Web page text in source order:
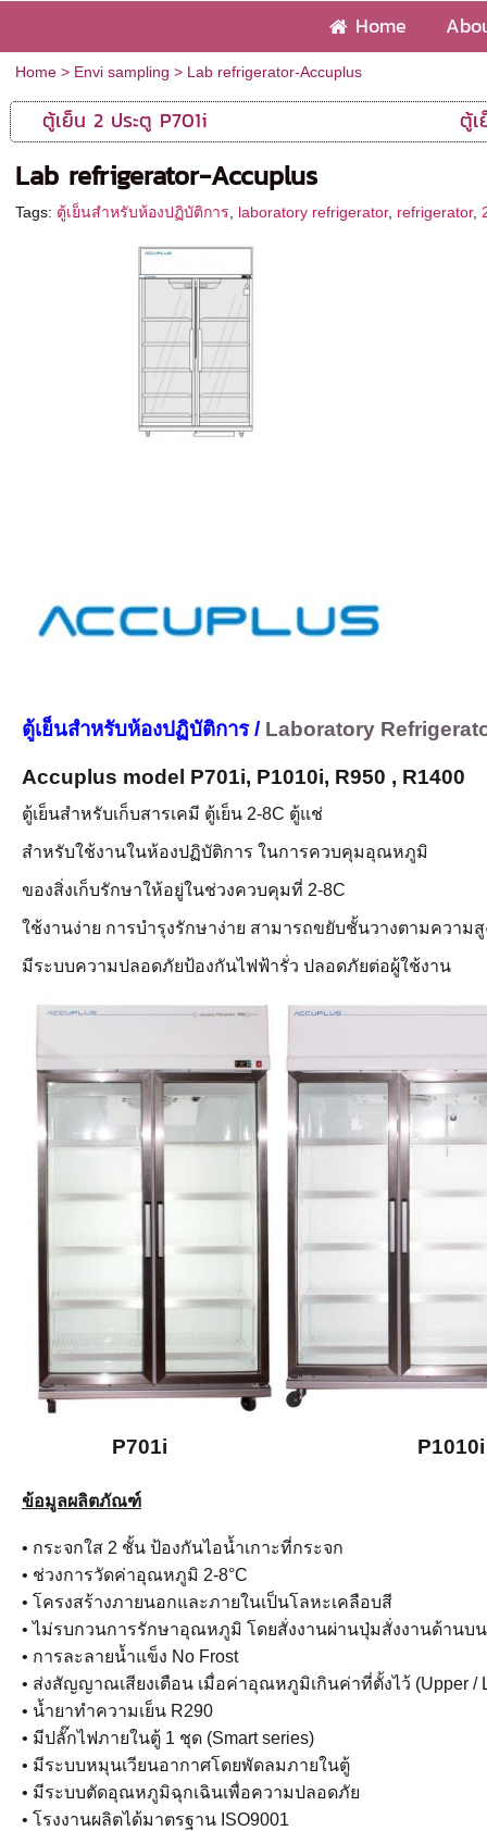
Home
Home> Envi sampling > Lab refrigerator-Accuplus
ตู้เย็น 2 ประตู P701i ตู้เ
Lab refrigerator-Accuplus
Tags: ตู้เย็นสำหรับห้องปฏิบัติการ laboratory refrigerator, refrigerator,
ตู้เย็นสำหรับห้องปฏิบัติการ / Laboratory
Accuplus model P701i, P1010i, R950 , R1400
ตู้เย็นสำหรับเก็บสารเคมี ตู้เย็น 2-8C ตู้แช่
สำหรับใช้งานในห้องปฏิบัติการ ในการควบคุมอุณหภูมิ
ของสิ่งเก็บรักษาให้อยู่ในช่วงควบคุมที่ 2-8C
ใช้งานง่าย การบำรุงรักษาง่าย สามารถขยับชั้นวางตามความ
มีระบบความปลอดภัยป้องกันไฟฟ้ารั่ว ปลอดภัยต่อผู้ใช้งาน
P701i P1010i
ข้อมูลผลิตภัณฑ์
• กระจกใส 2 ชั้น ป้องกันไอน้ำเกาะที่กระจก
• ช่วงการวัดค่าอุณหภูมิ 2-8°C
• โครงสร้างภายนอกและภายในเป็นโลหะเคลือบสี
• ไม่รบกวนการรักษาอุณหภูมิ โดยสั่งงานผ่านปุ่มสั่งงานด้านบน
• การละลายน้ำแข็ง No Frost
• ส่งสัญญาณเสียงเตือน เมื่อค่าอุณหภูมิเกินค่าที่ตั้งไว้ (Upper /
• น้ำยาทำความเย็น R290
• มีปลั๊กไฟภายในตู้ 1 ชุด (Smart series)
• มีระบบหมุนเวียนอากาศโดยพัดลมภายในตู้
• มีระบบตัดอุณหภูมิฉุกเฉินเพื่อความปลอดภัย
• โรงงานผลิตได้มาตรฐาน ISO9001